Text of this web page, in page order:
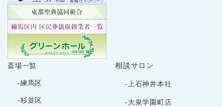
斎場一覧
-練馬区
-杉並区
相談サロン
-上石神井本社
-大泉学園町店